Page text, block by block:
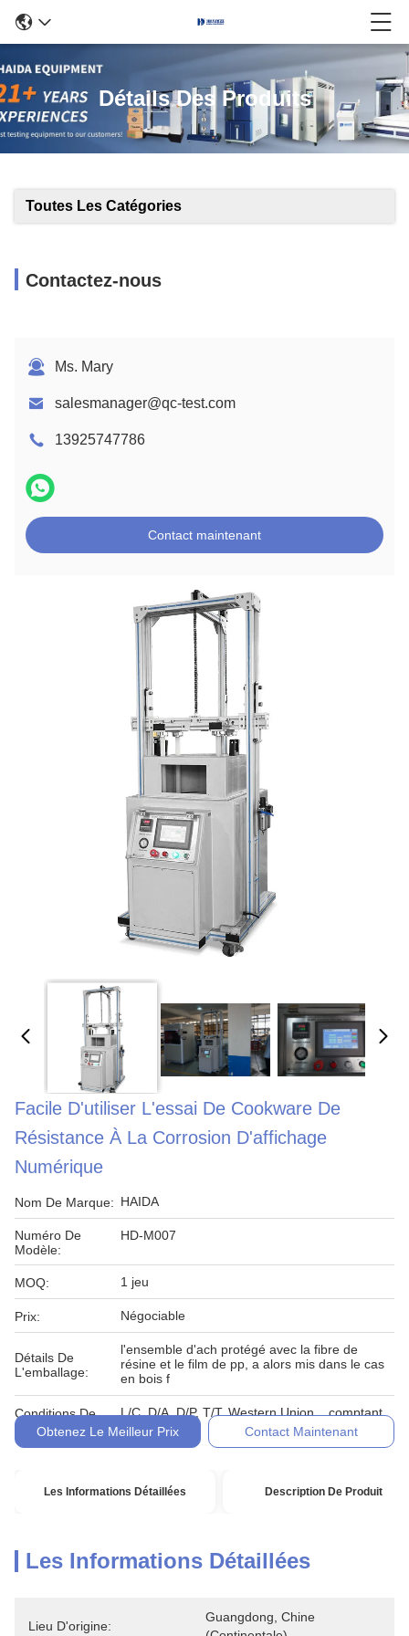
Détails Des Produits
Toutes Les Catégories
Contactez-nous
Ms. Mary
salesmanager@qc-test.com
13925747786
Contact maintenant
Facile D'utiliser L'essai De Cookware De
Résistance À La Corrosion D'affichage
Numérique
Nom De Marque: HAIDA
Numéro De
Modèle:
HD-M007
MOQ: 1 jeu
Prix: Négociable
Détails De
L'emballage:
l'ensemble d'ach protégé avec la fibre de
résine et le film de pp, a alors mis dans le cas
en bois f
Conditions De
Paiement:
L/C, D/A, D/P, T/T, Western Union, , comptant,
engagement
Obtenez Le Meilleur Prix Contact Maintenant
Les Informations Détaillées Description De Produit
Les Informations Détaillées
Lieu D'origine:
Guangdong, Chine